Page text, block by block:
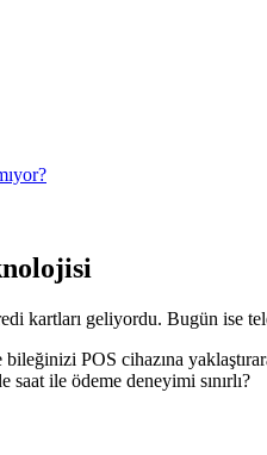
kartları geliyordu. Bugün ise
POS cihazına
ile ödeme deneyimi sınırlı?